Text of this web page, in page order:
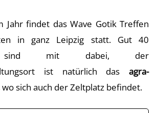
Jahr findet das Wave Gotik Treffen
in ganz Leipzig statt. Gut 40
sind mit dabei, der
ist natürlich das agra-
wo sich auch der Zeltplatz befindet.